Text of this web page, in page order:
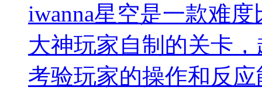
iwanna星空是一款难
大神玩家自制的关卡
考验玩家的操作和反